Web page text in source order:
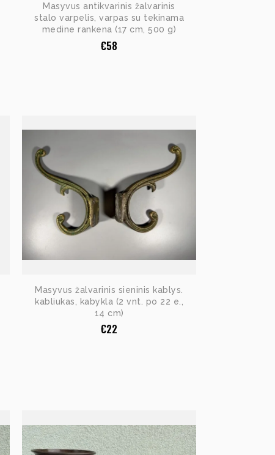
Masyvus antikvarinis žalvarinis
stalo varpelis, varpas su tekinama
medine rankena (17 cm, 500 g)
€58
Masyvus žalvarinis sieninis kablys.
kabliukas, kabykla (2 vnt. po 22 e.,
14 cm)
€22